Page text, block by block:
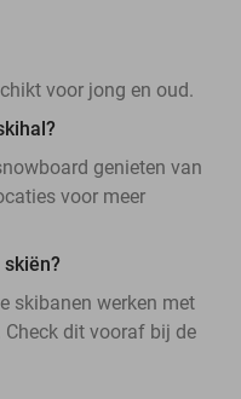
voor jong en oud.
genieten van
voor meer
skibanen werken met
dit vooraf bij de